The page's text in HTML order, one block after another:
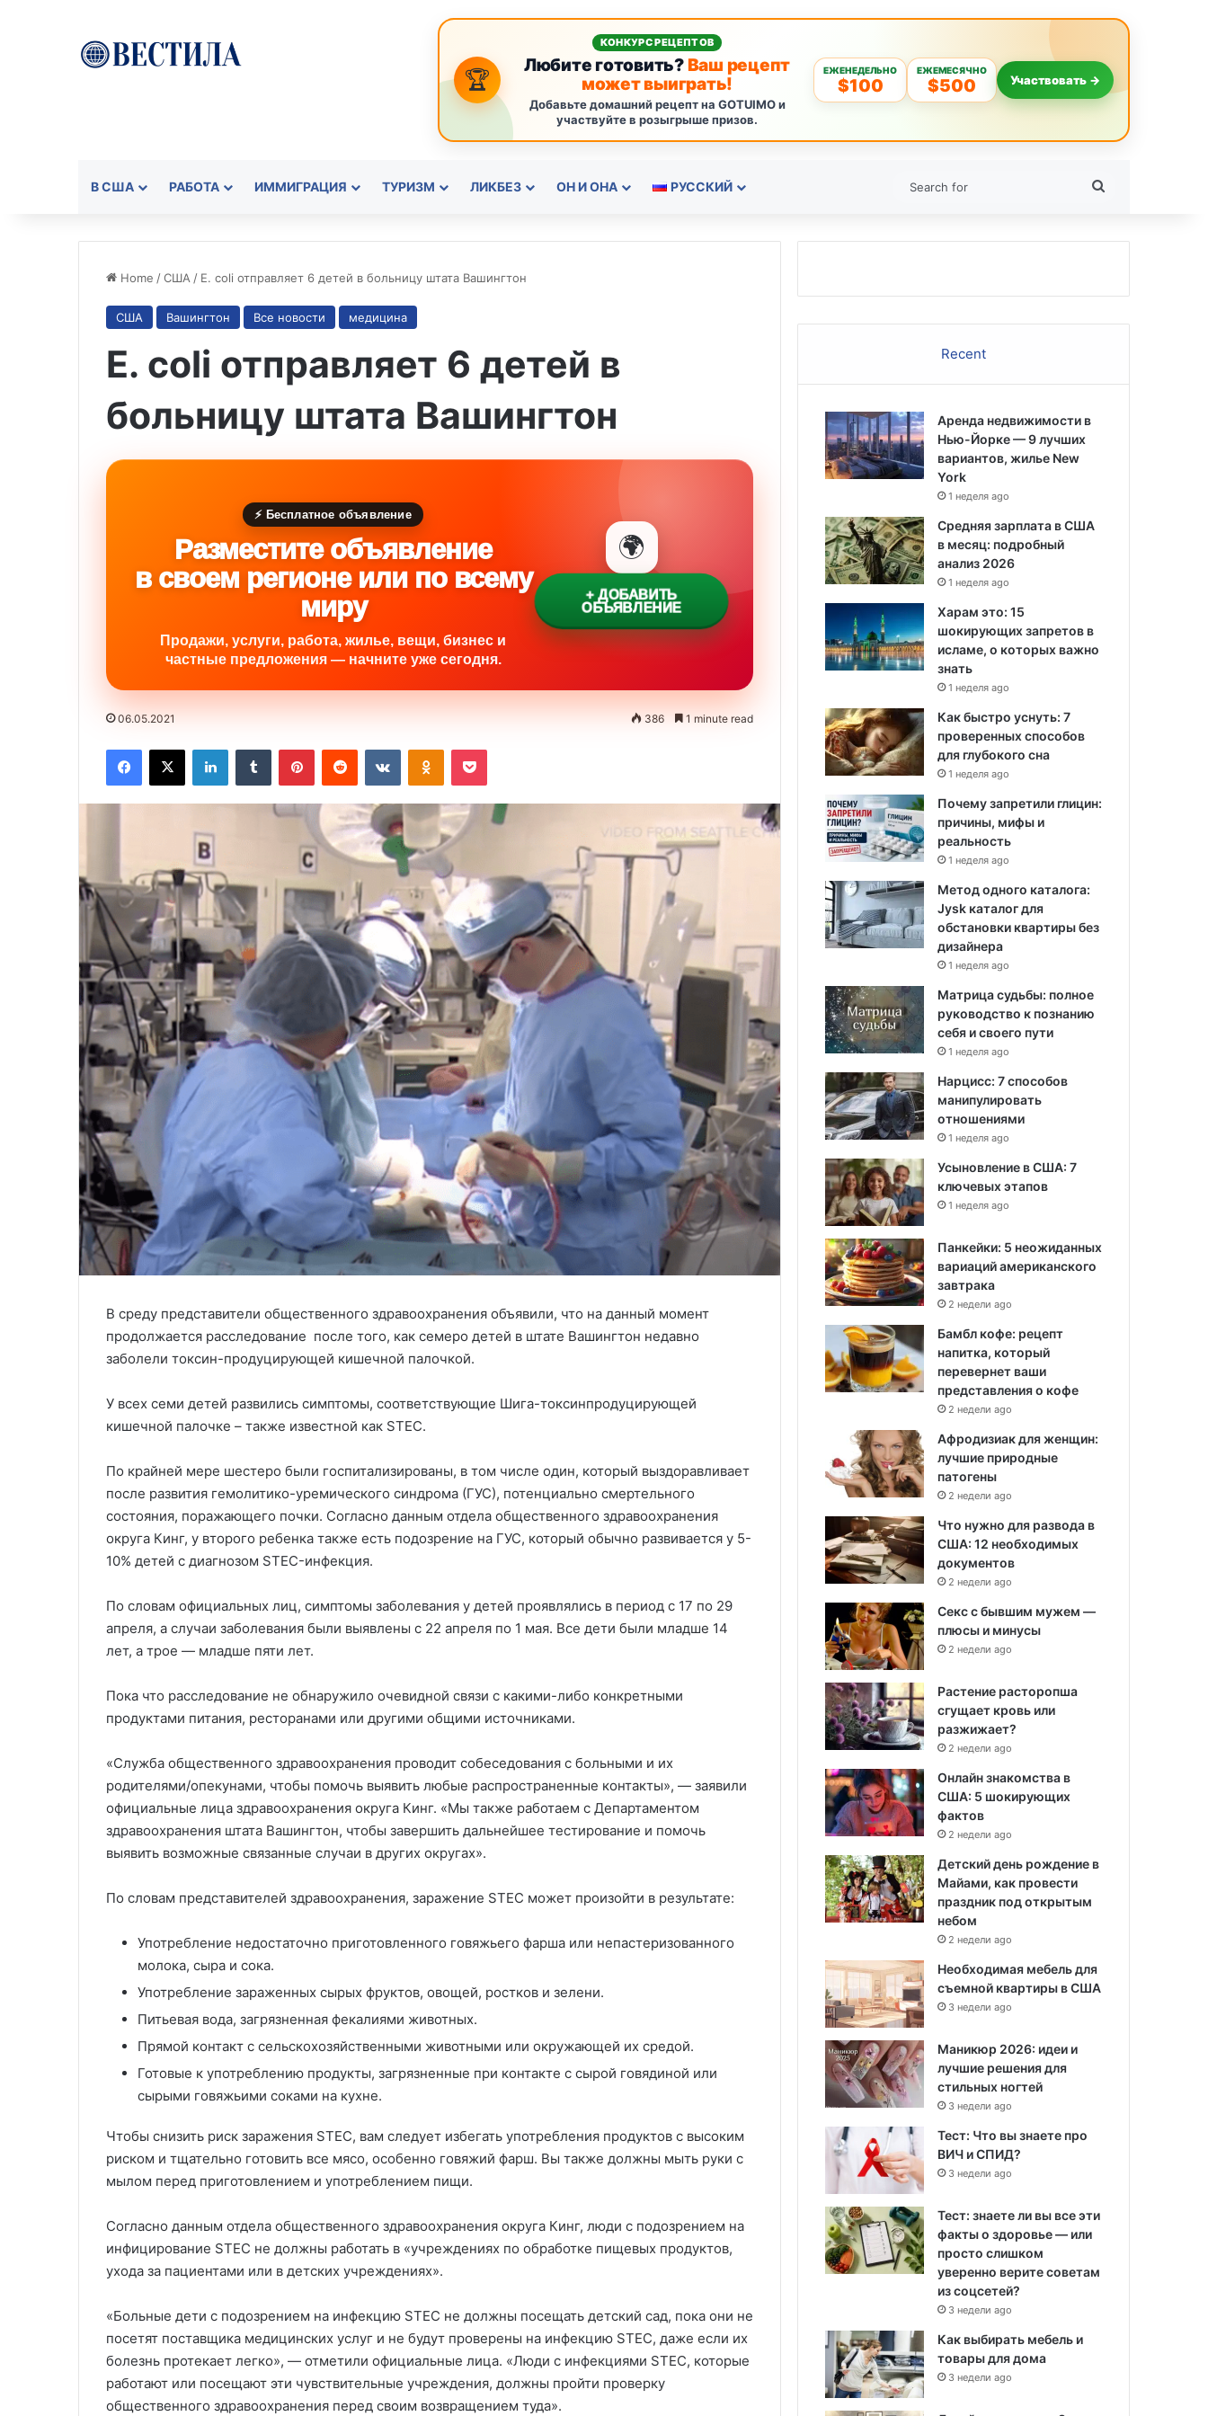
🏆
КОНКУРС РЕЦЕПТОВ
Любите готовить?Ваш рецепт
может выиграть!
Добавьте домашний рецепт на GOTUIMO и
участвуйте в розыгрыше призов.
ЕЖЕНЕДЕЛЬНО
$100
ЕЖЕМЕСЯЧНО
$500 Участвовать →
В США РАБОТА ИММИГРАЦИЯ ТУРИЗМ ЛИКБЕЗ ОН И ОНА РУССКИЙ
Home /США / E. coli отправляет 6 детей в больницу штата Вашингтон
США Вашингтон Все новости медицина
E. coli отправляет 6 детей в
больницу штата Вашингтон
⚡ Бесплатное объявление
Разместите объявление
в своем регионе или по всему
миру
Продажи, услуги, работа, жилье, вещи, бизнес и
частные предложения — начните уже сегодня.
🌍
+ ДОБАВИТЬ
ОБЪЯВЛЕНИЕ
06.05.2021 386 1 minute read
В среду представители общественного здравоохранения объявили, что на данный момент
продолжается расследование после того, как семеро детей в штате Вашингтон недавно
заболели токсин-продуцирующей кишечной палочкой.
У всех семи детей развились симптомы, соответствующие Шига-токсинпродуцирующей
кишечной палочке – также известной как STEC.
По крайней мере шестеро были госпитализированы, в том числе один, который выздоравливает
после развития гемолитико-уремического синдрома (ГУС), потенциально смертельного
состояния, поражающего почки. Согласно данным отдела общественного здравоохранения
округа Кинг, у второго ребенка также есть подозрение на ГУС, который обычно развивается у 5-
10% детей с диагнозом STEC-инфекция.
По словам официальных лиц, симптомы заболевания у детей проявлялись в период с 17 по 29
апреля, а случаи заболевания были выявлены с 22 апреля по 1 мая. Все дети были младше 14
лет, а трое — младше пяти лет.
Пока что расследование не обнаружило очевидной связи с какими-либо конкретными
продуктами питания, ресторанами или другими общими источниками.
«Служба общественного здравоохранения проводит собеседования с больными и их
родителями/опекунами, чтобы помочь выявить любые распространенные контакты», — заявили
официальные лица здравоохранения округа Кинг. «Мы также работаем с Департаментом
здравоохранения штата Вашингтон, чтобы завершить дальнейшее тестирование и помочь
выявить возможные связанные случаи в других округах».
По словам представителей здравоохранения, заражение STEC может произойти в результате:
Употребление недостаточно приготовленного говяжьего фарша или непастеризованного
молока, сыра и сока.
Употребление зараженных сырых фруктов, овощей, ростков и зелени.
Питьевая вода, загрязненная фекалиями животных.
Прямой контакт с сельскохозяйственными животными или окружающей их средой.
Готовые к употреблению продукты, загрязненные при контакте с сырой говядиной или
сырыми говяжьими соками на кухне.
Чтобы снизить риск заражения STEC, вам следует избегать употребления продуктов с высоким
риском и тщательно готовить все мясо, особенно говяжий фарш. Вы также должны мыть руки с
мылом перед приготовлением и употреблением пищи.
Согласно данным отдела общественного здравоохранения округа Кинг, люди с подозрением на
инфицирование STEC не должны работать в «учреждениях по обработке пищевых продуктов,
ухода за пациентами или в детских учреждениях».
«Больные дети с подозрением на инфекцию STEC не должны посещать детский сад, пока они не
посетят поставщика медицинских услуг и не будут проверены на инфекцию STEC, даже если их
болезнь протекает легко», — отметили официальные лица. «Люди с инфекциями STEC, которые
работают или посещают эти чувствительные учреждения, должны пройти проверку
общественного здравоохранения перед своим возвращением туда».
Recent
Аренда недвижимости в
Нью-Йорке — 9 лучших
вариантов, жилье New
York
1 неделя ago
Средняя зарплата в США
в месяц: подробный
анализ 2026
1 неделя ago
Харам это: 15
шокирующих запретов в
исламе, о которых важно
знать
1 неделя ago
Как быстро уснуть: 7
проверенных способов
для глубокого сна
1 неделя ago
Почему запретили глицин:
причины, мифы и
реальность
1 неделя ago
Метод одного каталога:
Jysk каталог для
обстановки квартиры без
дизайнера
1 неделя ago
Матрица судьбы: полное
руководство к познанию
себя и своего пути
1 неделя ago
Нарцисс: 7 способов
манипулировать
отношениями
1 неделя ago
Усыновление в США: 7
ключевых этапов
1 неделя ago
Панкейки: 5 неожиданных
вариаций американского
завтрака
2 недели ago
Бамбл кофе: рецепт
напитка, который
перевернет ваши
представления о кофе
2 недели ago
Афродизиак для женщин:
лучшие природные
патогены
2 недели ago
Что нужно для развода в
США: 12 необходимых
документов
2 недели ago
Секс с бывшим мужем —
плюсы и минусы
2 недели ago
Растение расторопша
сгущает кровь или
разжижает?
2 недели ago
Онлайн знакомства в
США: 5 шокирующих
фактов
2 недели ago
Детский день рождение в
Майами, как провести
праздник под открытым
небом
2 недели ago
Необходимая мебель для
съемной квартиры в США
3 недели ago
Маникюр 2026: идеи и
лучшие решения для
стильных ногтей
3 недели ago
Тест: Что вы знаете про
ВИЧ и СПИД?
3 недели ago
Тест: знаете ли вы все эти
факты о здоровье — или
просто слишком
уверенно верите советам
из соцсетей?
3 недели ago
Как выбирать мебель и
товары для дома
3 недели ago